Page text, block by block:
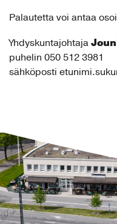
Palautetta voi antaa
Yhdyskuntajohtaja
puhelin 050 512 3981
sähköposti